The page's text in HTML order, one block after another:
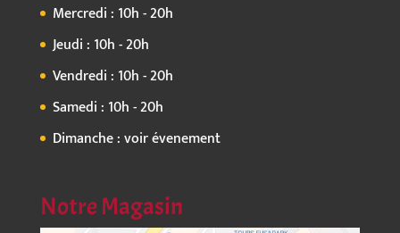
Mercredi : 10h - 20h
Jeudi : 10h - 20h
Vendredi : 10h - 20h
Samedi : 10h - 20h
Dimanche : voir évenement
Notre Magasin